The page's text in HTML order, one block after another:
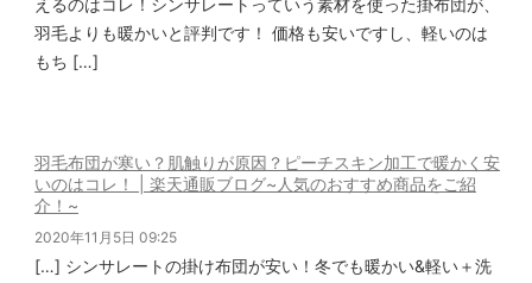
えるのはコレ！シンサレートっていう素材を使った掛布団が、
羽毛よりも暖かいと評判です！ 価格も安いですし、軽いのは
もち […]
羽毛布団が寒い？肌触りが原因？ピーチスキン加工で暖かく安
いのはコレ！ | 楽天通販ブログ~人気のおすすめ商品をご紹
介！~
2020年11月5日 09:25
[…] シンサレートの掛け布団が安い！冬でも暖かい&軽い＋洗